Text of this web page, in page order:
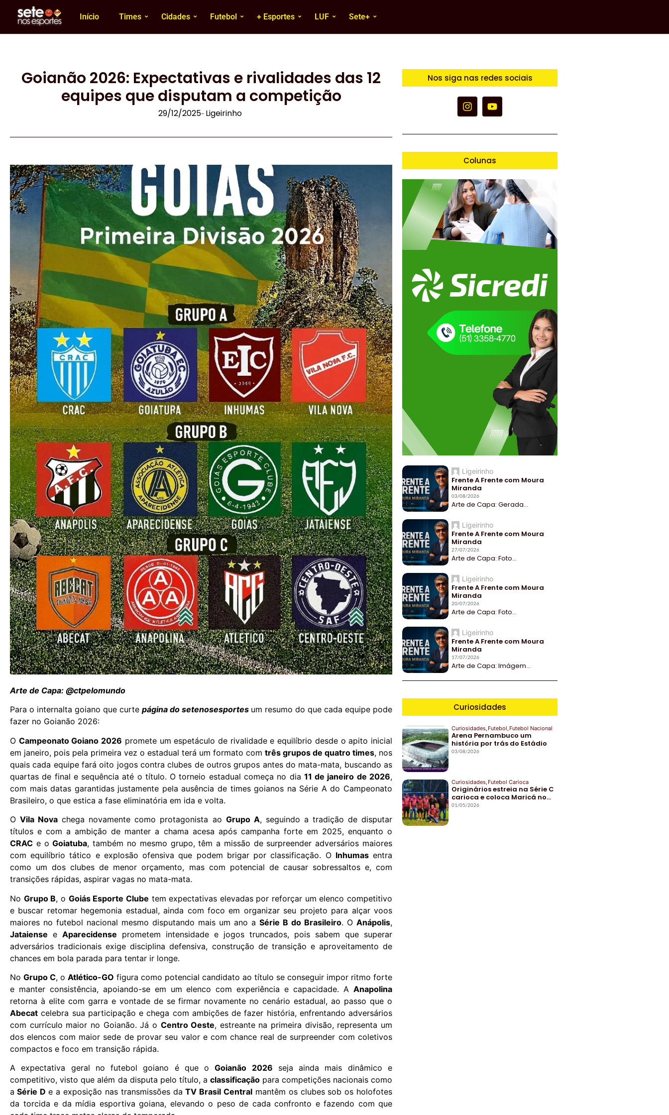
Início Times Cidades Futebol + Esportes LUF Sete+
Goianão 2026: Expectativas e rivalidades das 12
equipes que disputam a competição
29/12/2025- Ligeirinho
Arte de Capa: @ctpelomundo
Para o internalta goiano que curte página do setenosesportes um resumo do que cada equipe pode
fazer no Goianão 2026:
O Campeonato Goiano 2026 promete um espetáculo de rivalidade e equilíbrio desde o apito inicial
em janeiro, pois pela primeira vez o estadual terá um formato com três grupos de quatro times, nos
quais cada equipe fará oito jogos contra clubes de outros grupos antes do mata-mata, buscando as
quartas de final e sequência até o título. O torneio estadual começa no dia 11 de janeiro de 2026,
com mais datas garantidas justamente pela ausência de times goianos na Série A do Campeonato
Brasileiro, o que estica a fase eliminatória em ida e volta.
OVila Nova chega novamente como protagonista ao Grupo A, seguindo a tradição de disputar
títulos e com a ambição de manter a chama acesa após campanha forte em 2025, enquanto o
CRAC e oGoiatuba, também no mesmo grupo, têm a missão de surpreender adversários maiores
com equilíbrio tático e explosão ofensiva que podem brigar por classificação. O Inhumasentra
como um dos clubes de menor orçamento, mas com potencial de causar sobressaltos e, com
transições rápidas, aspirar vagas no mata-mata.
No Grupo B, o Goiás Esporte Clube tem expectativas elevadas por reforçar um elenco competitivo
e buscar retomar hegemonia estadual, ainda com foco em organizar seu projeto para alçar voos
maiores no futebol nacional mesmo disputando mais um ano a Série B do Brasileiro. O Anápolis,
Jataiense e Aparecidense prometem intensidade e jogos truncados, pois sabem que superar
adversários tradicionais exige disciplina defensiva, construção de transição e aproveitamento de
chances em bola parada para tentar ir longe.
No Grupo C, o Atlético-GO figura como potencial candidato ao título se conseguir impor ritmo forte
e manter consistência, apoiando-se em um elenco com experiência e capacidade. A Anapolina
retorna à elite com garra e vontade de se firmar novamente no cenário estadual, ao passo que o
Abecat celebra sua participação e chega com ambições de fazer história, enfrentando adversários
com currículo maior no Goianão. Já o Centro Oeste, estreante na primeira divisão, representa um
dos elencos com maior sede de provar seu valor e com chance real de surpreender com coletivos
compactos e foco em transição rápida.
A expectativa geral no futebol goiano é que oGoianão 2026 seja ainda mais dinâmico e
competitivo, visto que além da disputa pelo título, aclassificação para competições nacionais como
a Série D e a exposição nas transmissões daTV Brasil Central mantêm os clubes sob os holofotes
da torcida e da mídia esportiva goiana, elevando o peso de cada confronto e fazendo com que
Nos siga nas redes sociais
Colunas
Ligeirinho
Frente A Frente com Moura
Miranda
03/08/2026
Arte de Capa: Gerada...
Ligeirinho
Frente A Frente com Moura
Miranda
27/07/2026
Arte de Capa: Foto...
Ligeirinho
Frente A Frente com Moura
Miranda
20/07/2026
Arte de Capa: Foto...
Ligeirinho
Frente A Frente com Moura
Miranda
17/07/2026
Arte de Capa: Imágem...
Curiosidades
Curiosidades Futebol Futebol Nacional
Arena Pernambuco um
história por trás do Estádio
03/08/2026
Curiosidades Futebol Carioca
Originários estreia na Série C
carioca e coloca Maricá no…
01/05/2026